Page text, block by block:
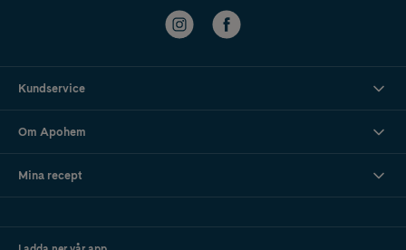
Kundservice
Om Apohem
Mina recept